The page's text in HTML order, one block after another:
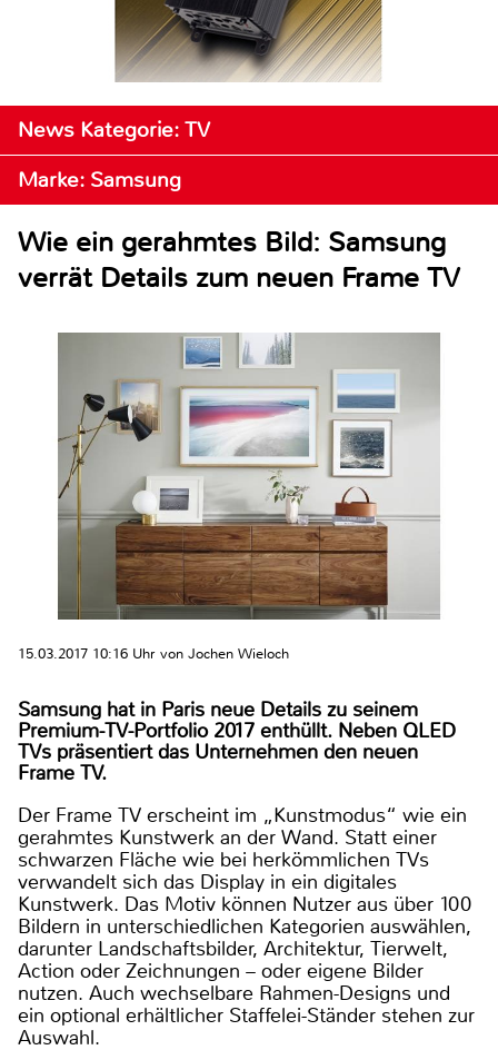
News Kategorie: TV
Marke: Samsung
Wie ein gerahmtes Bild: Samsung
verrät Details zum neuen Frame TV
15.03.2017 10:16 Uhr von Jochen Wieloch
Samsung hat in Paris neue Details zu seinem
Premium-TV-Portfolio 2017 enthüllt. Neben QLED
TVs präsentiert das Unternehmen den neuen
Frame TV.
Der Frame TV erscheint im „Kunstmodus“ wie ein
gerahmtes Kunstwerk an der Wand. Statt einer
schwarzen Fläche wie bei herkömmlichen TVs
verwandelt sich das Display in ein digitales
Kunstwerk. Das Motiv können Nutzer aus über 100
Bildern in unterschiedlichen Kategorien auswählen,
darunter Landschaftsbilder, Architektur, Tierwelt,
Action oder Zeichnungen – oder eigene Bilder
nutzen. Auch wechselbare Rahmen-Designs und
ein optional erhältlicher Staffelei-Ständer stehen zur
Auswahl.